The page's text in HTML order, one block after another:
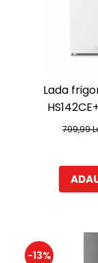
Lada
Convertibil
799,99
-13%